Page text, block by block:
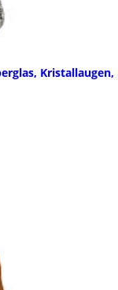
Kristallaugen,